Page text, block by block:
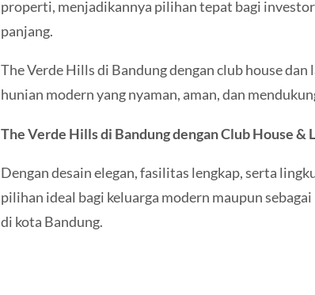
properti, menjadikannya pilihan tepat bagi
panjang.
The Verde Hills di Bandung dengan club house
hunian modern yang nyaman, aman, dan
The Verde Hills di Bandung dengan Club House &
Dengan desain elegan, fasilitas lengkap, serta
pilihan ideal bagi keluarga modern maupun
di kota Bandung.